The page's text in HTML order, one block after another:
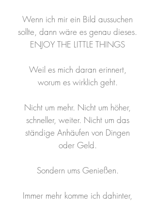
Wenn ich mir ein Bild aussuchen
sollte, dann wäre es genau dieses.
ENJOY THE LITTLE THINGS
Weil es mich daran erinnert,
worum es wirklich geht.
Nicht um mehr. Nicht um höher,
schneller, weiter. Nicht um das
ständige Anhäufen von Dingen
oder Geld.
Sondern ums Genießen.
Immer mehr komme ich dahinter,